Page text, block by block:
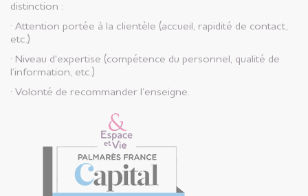
distinction :
· Attention portée à la clientèle (accueil, rapidité de contact,
etc.)
· Niveau d'expertise (compétence du personnel, qualité de
l’information, etc.)
· Volonté de recommander l’enseigne.